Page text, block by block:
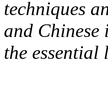
techniques
and
the essential